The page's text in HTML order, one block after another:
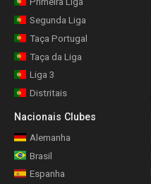
Segunda Liga
Taça Portugal
Taça da Liga
Liga 3
Distritais
Nacionais Clubes
Alemanha
Brasil
Espanha